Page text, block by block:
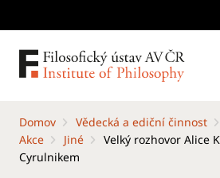
Domov Vědecká a ediční činnost
Akce
Jiné
Velký rozhovor Alice
Cyrulnikem